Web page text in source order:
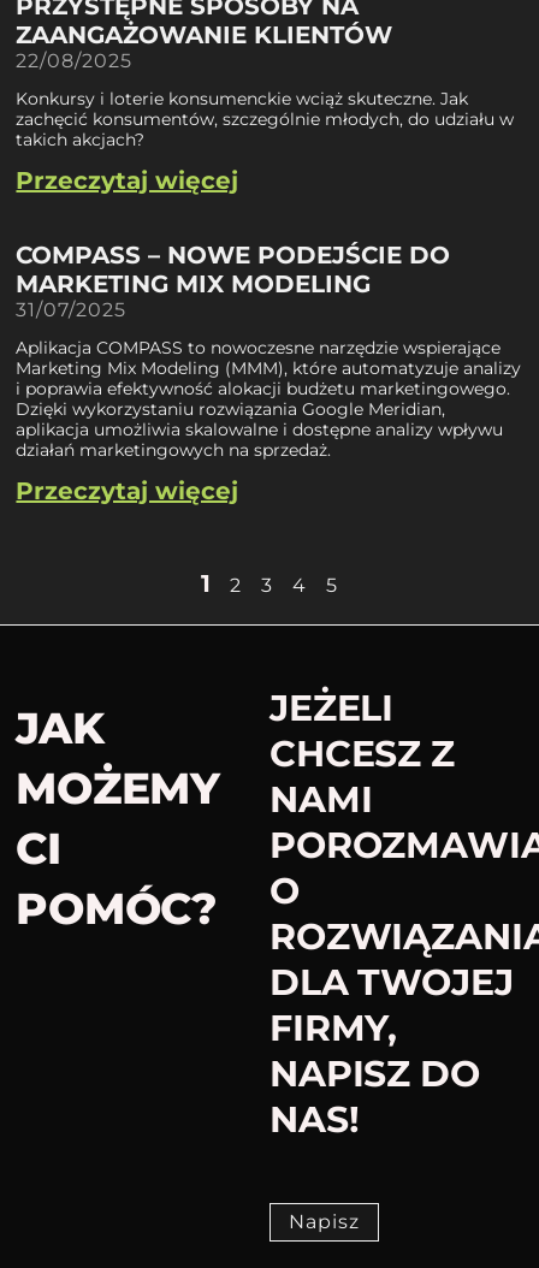
PRZYSTĘPNE SPOSOBY NA
ZAANGAŻOWANIE KLIENTÓW
22/08/2025
Konkursy i loterie konsumenckie wciąż skuteczne. Jak
zachęcić konsumentów, szczególnie młodych, do udziału w
takich akcjach?
Przeczytaj więcej
COMPASS – NOWE PODEJŚCIE DO
MARKETING MIX MODELING
31/07/2025
Aplikacja COMPASS to nowoczesne narzędzie wspierające
Marketing Mix Modeling (MMM), które automatyzuje analizy
i poprawia efektywność alokacji budżetu marketingowego.
Dzięki wykorzystaniu rozwiązania Google Meridian,
aplikacja umożliwia skalowalne i dostępne analizy wpływu
działań marketingowych na sprzedaż.
Przeczytaj więcej
1 2 3 4 5
JAK
MOŻEMY
CI
POMÓC?​
JEŻELI
CHCESZ Z
NAMI
O
DLA TWOJEJ
FIRMY,
NAPISZ DO
NAS!
Napisz